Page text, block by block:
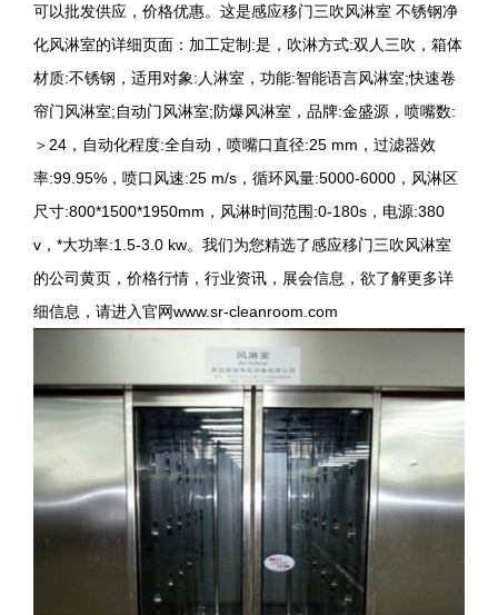
可以批发供应，价格优惠。这是感应移门三吹风淋室 不锈钢净
化风淋室的详细页面：加工定制:是，吹淋方式:双人三吹，箱体
材质:不锈钢，适用对象:人淋室，功能:智能语言风淋室;快速卷
帘门风淋室;自动门风淋室;防爆风淋室，品牌:金盛源，喷嘴数:
＞24，自动化程度:全自动，喷嘴口直径:25 mm，过滤器效
率:99.95%，喷口风速:25 m/s，循环风量:5000-6000，风淋区
尺寸:800*1500*1950mm，风淋时间范围:0-180s，电源:380
v，*大功率:1.5-3.0 kw。我们为您精选了感应移门三吹风淋室
的公司黄页，价格行情，行业资讯，展会信息，欲了解更多详
细信息，请进入官网www.sr-cleanroom.com